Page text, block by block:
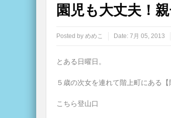
園児も大丈夫！親
Posted by めめこ Date: 7月 05, 2013
とある日曜日。
５歳の次女を連れて階上町にある
こちら登山口